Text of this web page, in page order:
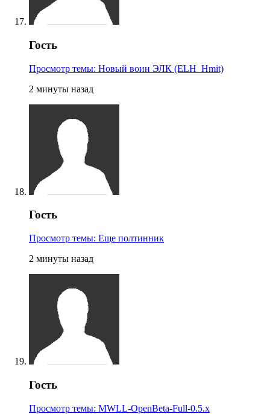
Гость
Просмотр темы: Новый воин ЭЛК (ELH_Hmit)
2 минуты назад
Гость
Просмотр темы: Еще полтинник
2 минуты назад
Гость
Просмотр темы: MWLL-OpenBeta-Full-0.5.х